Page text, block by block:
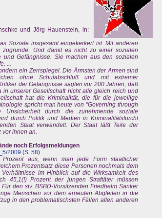
und Jörg Hauenstein, in:
Soziale insgesamt eingekerkert ist. Mit anderen
zugrunde. Und damit es nicht zu einer sozialen
Gefängnisse. Sie machen aus den sozialen
...
ein Zerrspiegel. Die Ärmsten der Armen sind
ohne Schulabschluß und mit extremer
der Gefängnisse sagten vor 200 Jahren, daß
unserer Gesellschaft nicht alle gleich reich und
hat die Kriminalität, die für die jeweilige
spricht man heute von "Governing through
Unsicherheit durch die zunehmende soziale
durch Politik und Medien in Kriminalitätsfurcht
Staat verwandelt. Der Staat läßt Teile der
vor ihnen an.
noch Erfolgsmeldungen
2009 (S. 58)
aus, wenn man jede Form staatlicher
Prozentsatz diese Personen nochmals dem
im Hinblick auf die Wirksamkeit des
45,1(!) Prozent der jungen Straftäter müssen
den stv. BSBD-Vorsitzenden Friedhelm Sanker
Menschen vor dem erneuten Abgleiten in die
in den problematischsten Fällen allen anderen